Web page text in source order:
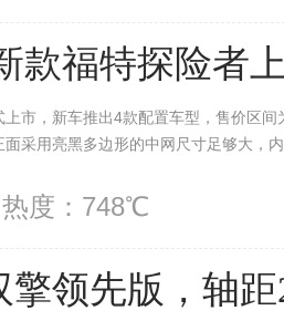
款福特探险者
市，新车推出4款配置车型，售价区
采用亮黑多边形的中网尺寸足够大，
热度：748℃
领先版，轴距